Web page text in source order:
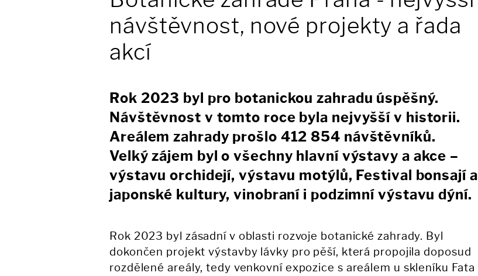
návštěvnost, nové projekty a řada
akcí
Rok 2023 byl pro botanickou zahradu úspěšný.
Návštěvnost v tomto roce byla nejvyšší v historii.
Areálem zahrady prošlo 412 854 návštěvníků.
Velký zájem byl o všechny hlavní výstavy a akce –
výstavu orchidejí, výstavu motýlů, Festival bonsají a
japonské kultury, vinobraní i podzimní výstavu dýní.
Rok 2023 byl zásadní v oblasti rozvoje botanické zahrady. Byl
dokončen projekt výstavby lávky pro pěší, která propojila doposud
rozdělené areály, tedy venkovní expozice s areálem u skleníku Fata